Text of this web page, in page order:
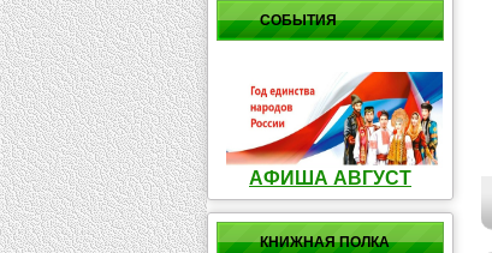
СОБЫТИЯ
АФИША АВГУСТ
КНИЖНАЯ ПОЛКА